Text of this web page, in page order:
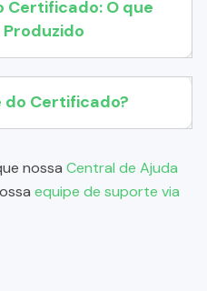
Certificado: O que
Produzido
do Certificado?
nossa Central de Ajuda
equipe de suporte via